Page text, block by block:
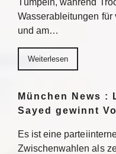
Tümpeln, während
Wasserableitungen
und am…
Weiterlesen
München News :
Sayed gewinnt
Es ist eine
Zwischenwahlen als